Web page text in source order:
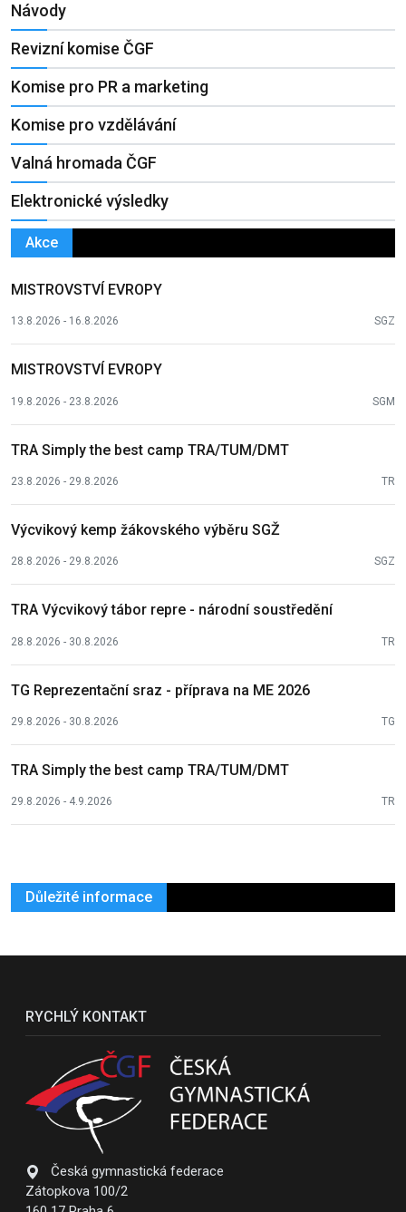
Návody
Revizní komise ČGF
Komise pro PR a marketing
Komise pro vzdělávání
Valná hromada ČGF
Elektronické výsledky
Akce
MISTROVSTVÍ EVROPY
13.8.2026 - 16.8.2026 SGZ
MISTROVSTVÍ EVROPY
19.8.2026 - 23.8.2026 SGM
TRA Simply the best camp TRA/TUM/DMT
23.8.2026 - 29.8.2026 TR
Výcvikový kemp žákovského výběru SGŽ
28.8.2026 - 29.8.2026 SGZ
TRA Výcvikový tábor repre - národní soustředění
28.8.2026 - 30.8.2026 TR
TG Reprezentační sraz - příprava na ME 2026
29.8.2026 - 30.8.2026 TG
TRA Simply the best camp TRA/TUM/DMT
29.8.2026 - 4.9.2026 TR
Důležité informace
RYCHLÝ KONTAKT
Česká gymnastická federace
Zátopkova 100/2